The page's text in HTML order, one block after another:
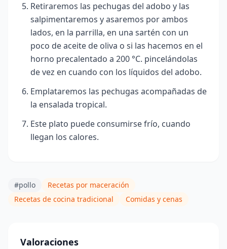
Retiraremos las pechugas del adobo y las
salpimentaremos y asaremos por ambos
lados, en la parrilla, en una sartén con un
poco de aceite de oliva o si las hacemos en el
horno precalentado a 200 °C. pincelándolas
de vez en cuando con los líquidos del adobo.
Emplataremos las pechugas acompañadas de
la ensalada tropical.
Este plato puede consumirse frío, cuando
llegan los calores.
#pollo
Recetas por maceración
Recetas de cocina tradicional
Comidas y cenas
Valoraciones